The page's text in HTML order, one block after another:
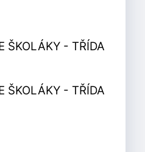
ŠKOLÁKY - TŘÍDA
ŠKOLÁKY - TŘÍDA